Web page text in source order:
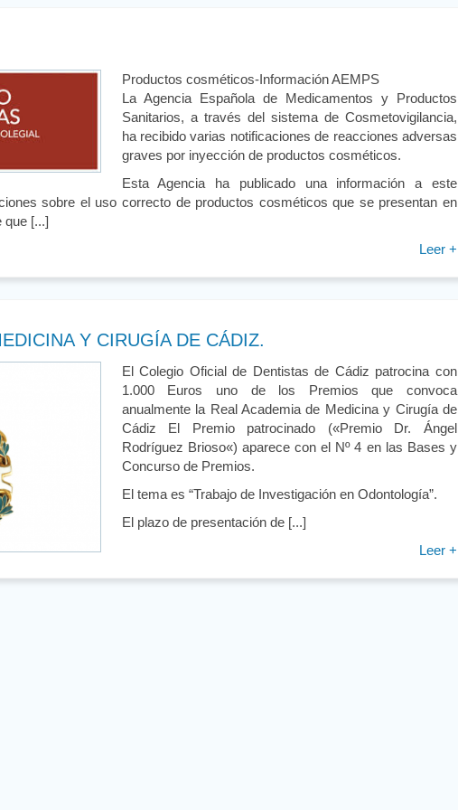
Productos cosméticos-Información AEMPS
La Agencia Española de Medicamentos y Productos
Sanitarios, a través del sistema de Cosmetovigilancia,
ha recibido varias notificaciones de reacciones adversas
graves por inyección de productos cosméticos.
Esta Agencia ha publicado una información a este
sobre el uso correcto de productos cosméticos que se presentan en
que [...]
Leer +
Y CIRUGÍA DE CÁDIZ.
El Colegio Oficial de Dentistas de Cádiz patrocina con
1.000 Euros uno de los Premios que convoca
anualmente la Real Academia de Medicina y Cirugía de
Cádiz El Premio patrocinado («Premio Dr. Ángel
Rodríguez Brioso«) aparece con el Nº 4 en las Bases y
Concurso de Premios.
El tema es “Trabajo de Investigación en Odontología”.
El plazo de presentación de [...]
Leer +